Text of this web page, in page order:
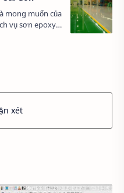
mong muốn của
vụ sơn epoxy
khi chất
hỏi khôn…
xét